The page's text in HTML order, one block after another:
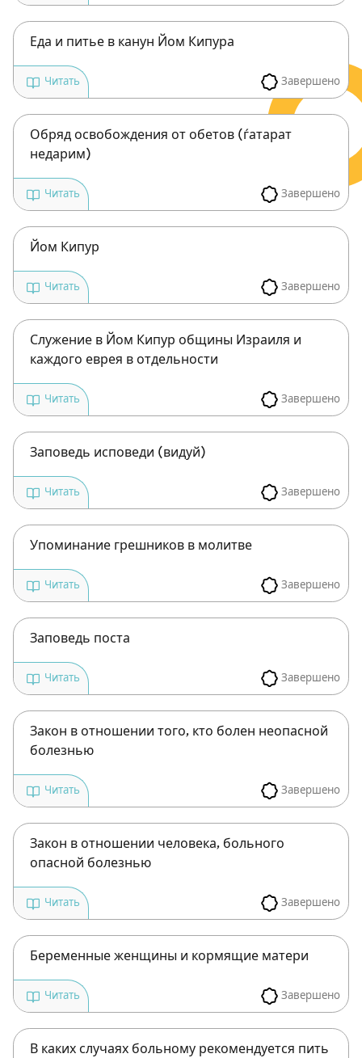
Еда и питье в канун Йом Кипура
Завершено
Читать
Обряд освобождения от обетов (ѓатарат
недарим)
Завершено
Читать
Йом Кипур
Завершено
Читать
Служение в Йом Кипур общины Израиля и
каждого еврея в отдельности
Завершено
Читать
Заповедь исповеди (видуй)
Завершено
Читать
Упоминание грешников в молитве
Завершено
Читать
Заповедь поста
Завершено
Читать
Закон в отношении того, кто болен неопасной
болезнью
Завершено
Читать
Закон в отношении человека, больного
опасной болезнью
Завершено
Читать
Беременные женщины и кормящие матери
Завершено
Читать
В каких случаях больному рекомендуется пить
Зарегистрироваться
на сайте
Чтобы делать пометки на сайте,
необходимо зарегистрироваться.
Подписаться